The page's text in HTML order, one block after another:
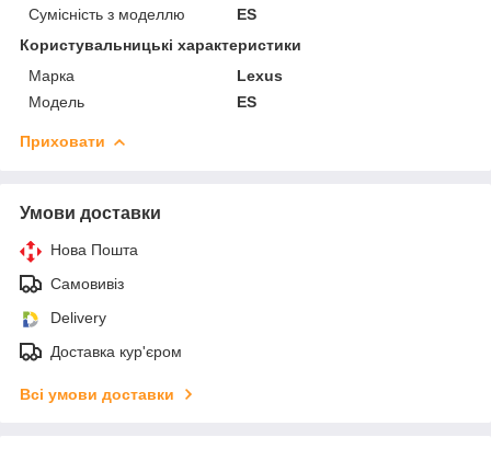
Сумісність з моделлю
ES
Користувальницькі характеристики
Марка
Lexus
Модель
ES
Приховати
Умови доставки
Нова Пошта
Самовивіз
Delivery
Доставка кур'єром
Всі умови доставки